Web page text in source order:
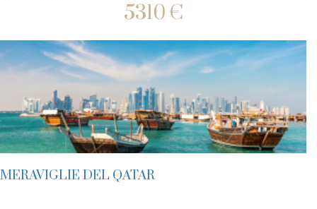
5310 €
MERAVIGLIE DEL QATAR